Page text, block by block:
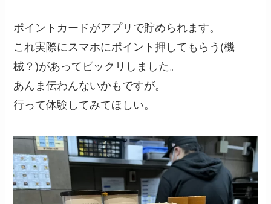
ポイントカードがアプリで貯められます。
これ実際にスマホにポイント押してもらう(機
械？)があってビックリしました。
あんま伝わんないかもですが。
行って体験してみてほしい。